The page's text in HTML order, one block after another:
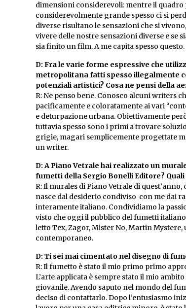
dimensioni considerevoli: mentre il quadro
considerevolmente grande spesso ci si
diverse risultano le sensazioni che si
vivere delle nostre sensazioni diverse e se
sia finito un film. A me capita spesso questo.
D: Fra le varie forme espressive che
metropolitana fatti spesso illegalmente
potenziali artistici? Cosa ne pensi della
R: Ne penso bene. Conosco alcuni writers
pacificamente e coloratamente ai vari
e deturpazione urbana. Obiettivamente
tuttavia spesso sono i primi a trovare
grigie, magari semplicemente progettate
un writer.
D: A Piano Vetrale hai realizzato un
fumetti della Sergio Bonelli Editore?
R: Il murales di Piano Vetrale di
nasce dal desiderio condiviso con me dai
interamente italiano. Condividiamo la
visto che oggi il pubblico del fumetti
letto Tex, Zagor, Mister No, Martin
contemporaneo.
D: Ti sei mai cimentato nel disegno di
R: Il fumetto è stato il mio primo primo
L’arte applicata è sempre stato il mio
giovanile. Avendo saputo nel mondo del
deciso di contattarlo. Dopo l’entusiasmo